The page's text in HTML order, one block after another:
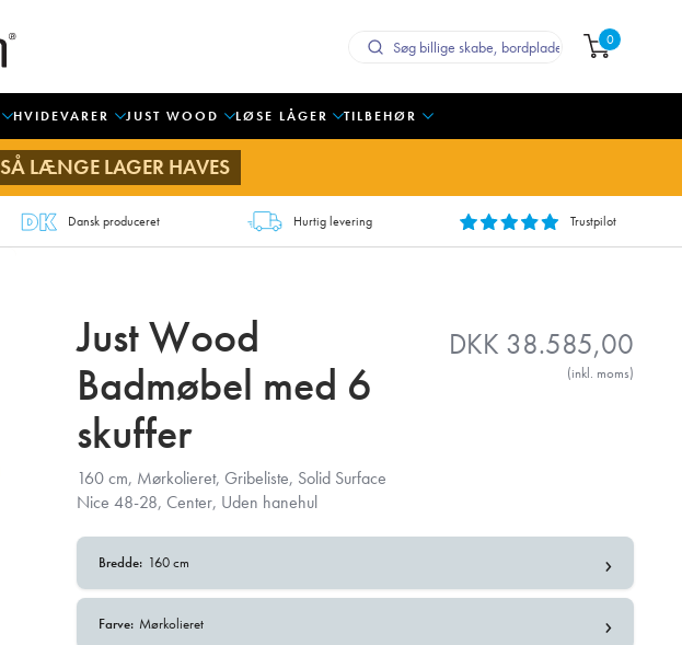
0
HVIDEVARER JUST WOOD LØSE LÅGER TILBEHØR
SÅ LÆNGE LAGER HAVES
Dansk produceret Hurtig levering Trustpilot
Just Wood
Badmøbel med 6
skuffer
160 cm, Mørkolieret, Gribeliste, Solid Surface
Nice 48-28, Center, Uden hanehul
DKK 38.585,00
(inkl. moms)
Bredde: 160 cm ›
Farve: Mørkolieret ›